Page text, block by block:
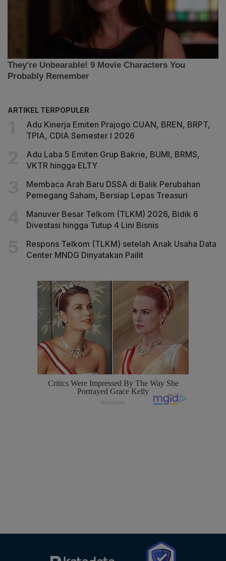
ARTIKEL TERPOPULER
Adu Kinerja Emiten Prajogo CUAN, BREN, BRPT,
TPIA, CDIA Semester I 2026
Adu Laba 5 Emiten Grup Bakrie, BUMI, BRMS,
VKTR hingga ELTY
Membaca Arah Baru DSSA di Balik Perubahan
Pemegang Saham, Bersiap Lepas Treasuri
Manuver Besar Telkom (TLKM) 2026, Bidik 6
Divestasi hingga Tutup 4 Lini Bisnis
Respons Telkom (TLKM) setelah Anak Usaha Data
Center MNDG Dinyatakan Pailit